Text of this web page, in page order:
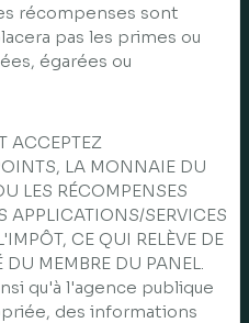
récompenses sont
pas les primes ou
égarées ou
ACCEPTEZ
LA MONNAIE DU
LES RÉCOMPENSES
APPLICATIONS/SERVICES
CE QUI RELÈVE DE
DU MEMBRE DU PANEL.
qu'à l'agence publique
des informations